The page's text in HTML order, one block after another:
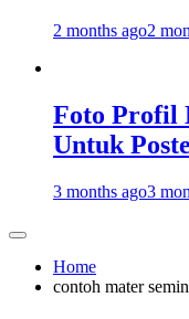
2 months ago2
Foto Profil
Untuk
3 months ago3
Home
contoh mater